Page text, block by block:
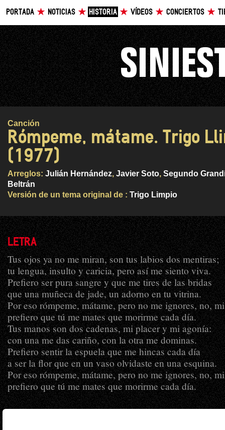
PORTADA NOTICIAS HISTORIA VÍDEOS CONCIERTOS
Canción
Rómpeme, mátame. Trigo
(1977)
Arreglos: Julián Hernández, Javier Soto, Segundo
Beltrán
Versión de un tema original de : Trigo Limpio
LETRA
Tus ojos ya no me miran, son tus labios dos mentiras;
tu lengua, insulto y caricia, pero así me siento viva.
Prefiero ser pura sangre y que me tires de las bridas
que una muñeca de jade, un adorno en tu vitrina.
Por eso rómpeme, mátame, pero no me ignores, no,
prefiero que tú me mates que morirme cada día.
Tus manos son dos cadenas, mi placer y mi agonía:
con una me das cariño, con la otra me dominas.
Prefiero sentir la espuela que me hincas cada día
a ser la flor que en un vaso olvidaste en una esquina.
Por eso rómpeme, mátame, pero no me ignores, no,
prefiero que tú me mates que morirme cada día.